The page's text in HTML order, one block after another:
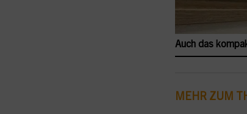
Auch das
MEHR ZUM